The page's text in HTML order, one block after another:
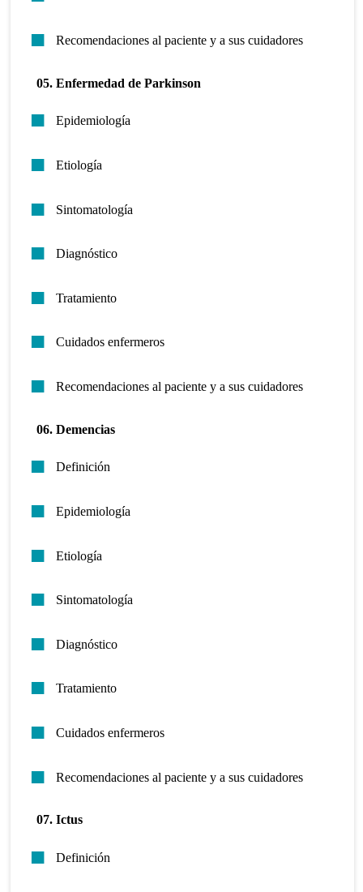
Recomendaciones al paciente y a sus cuidadores
05. Enfermedad de Parkinson
Epidemiología
Etiología
Sintomatología
Diagnóstico
Tratamiento
Cuidados enfermeros
Recomendaciones al paciente y a sus cuidadores
06. Demencias
Definición
Epidemiología
Etiología
Sintomatología
Diagnóstico
Tratamiento
Cuidados enfermeros
Recomendaciones al paciente y a sus cuidadores
07. Ictus
Definición